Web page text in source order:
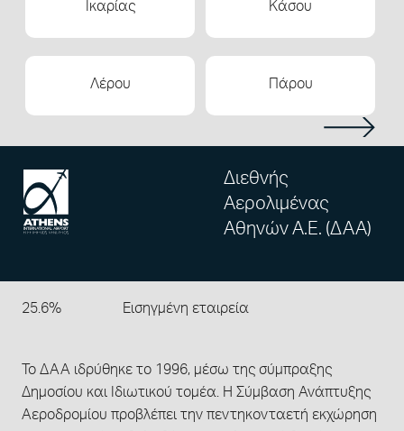
Ικαρίας Κάσου
Λέρου Πάρου
Διεθνής
Αερολιμένας
Αθηνών Α.Ε. (ΔΑΑ)
25.6% Εισηγμένη εταιρεία
Το ΔΑΑ ιδρύθηκε το 1996, μέσω της σύμπραξης
Δημοσίου και Ιδιωτικού τομέα. Η Σύμβαση Ανάπτυξης
Αεροδρομίου προβλέπει την πεντηκονταετή εκχώρηση